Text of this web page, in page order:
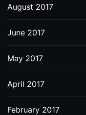
August 2017
June 2017
May 2017
April 2017
February 2017